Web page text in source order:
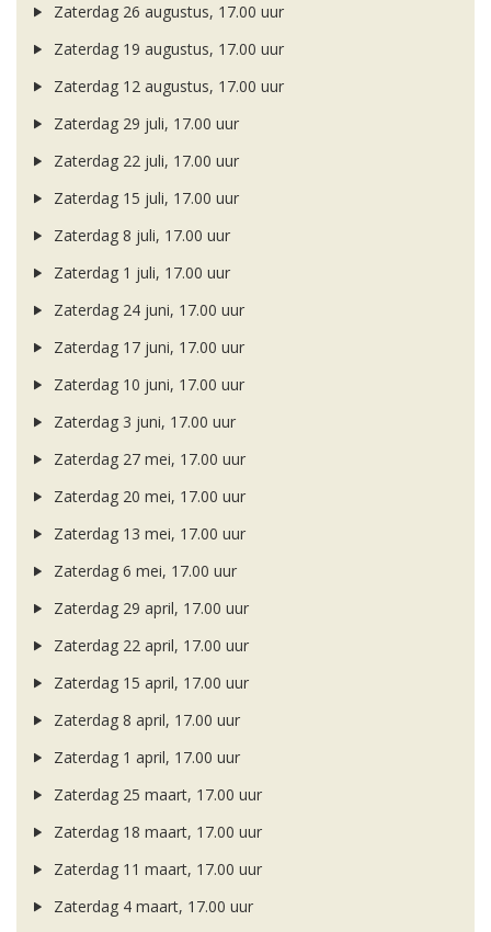
Zaterdag 26 augustus, 17.00 uur
Zaterdag 19 augustus, 17.00 uur
Zaterdag 12 augustus, 17.00 uur
Zaterdag 29 juli, 17.00 uur
Zaterdag 22 juli, 17.00 uur
Zaterdag 15 juli, 17.00 uur
Zaterdag 8 juli, 17.00 uur
Zaterdag 1 juli, 17.00 uur
Zaterdag 24 juni, 17.00 uur
Zaterdag 17 juni, 17.00 uur
Zaterdag 10 juni, 17.00 uur
Zaterdag 3 juni, 17.00 uur
Zaterdag 27 mei, 17.00 uur
Zaterdag 20 mei, 17.00 uur
Zaterdag 13 mei, 17.00 uur
Zaterdag 6 mei, 17.00 uur
Zaterdag 29 april, 17.00 uur
Zaterdag 22 april, 17.00 uur
Zaterdag 15 april, 17.00 uur
Zaterdag 8 april, 17.00 uur
Zaterdag 1 april, 17.00 uur
Zaterdag 25 maart, 17.00 uur
Zaterdag 18 maart, 17.00 uur
Zaterdag 11 maart, 17.00 uur
Zaterdag 4 maart, 17.00 uur